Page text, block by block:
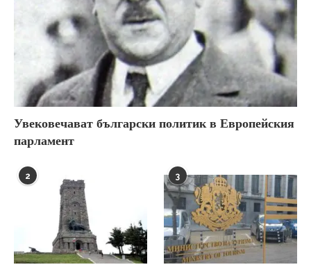
Увековечават български политик в Европейския
парламент
2 3